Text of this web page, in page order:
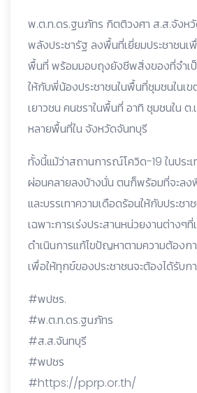
พ.ต.ท.ดร.ฐนภัทร กิตติวงศา ส.ส.จังห
พลังประชารัฐ ลงพื้นที่เยี่ยมประชาชน
พื้นที่ พร้อมมอบถุงยังชีพสิ่งของที่จำเ
ให้กับพี่น้องประชาชนในพื้นที่ชุมชนในเ
เยาวชน คนชราในพื้นที่ อาทิ ชุมชนใน ต.
หลายพื้นที่ใน จังหวัดจันทบุรี
ทั้งนี้แม้ว่าสถานการณ์โควิด-19 ในประเ
ผ่อนคลายลงบ้างนั่น ตนก็พร้อมที่จะลง
และบรรเทาความเดือดร้อนให้กับประช
เฉพาะการเร่งประสานหน่วยงานต่างๆที่
ดำเนินการแก้ไขปัญหาตามความต้องก
เพื่อให้ทุกข์ของประชาชนจะต้องได้รับก
#พปชร.
#พ.ต.ท.ดร.ฐนภัทร
#ส.ส.จันทบุรี
#พปชร
#https://pprp.or.th/